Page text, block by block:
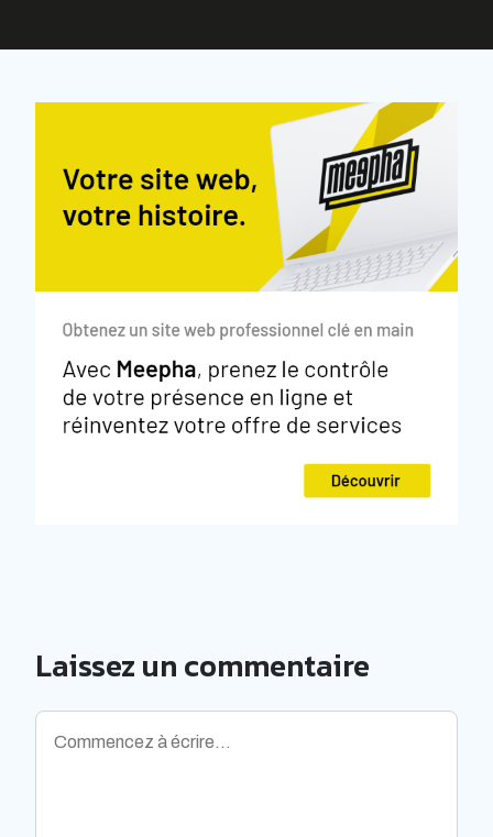
Laissez un commentaire